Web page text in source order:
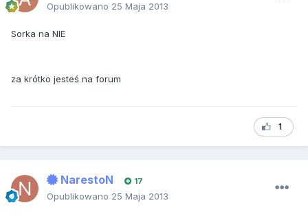
Opublikowano 25 Maja 2013
Sorka na NIE
za krótko jesteś na forum
1
NarestoN 17
Opublikowano 25 Maja 2013